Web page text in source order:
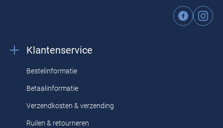
Klantenservice
Bestelinformatie
Betaalinformatie
Verzendkosten & verzending
Ruilen & retourneren